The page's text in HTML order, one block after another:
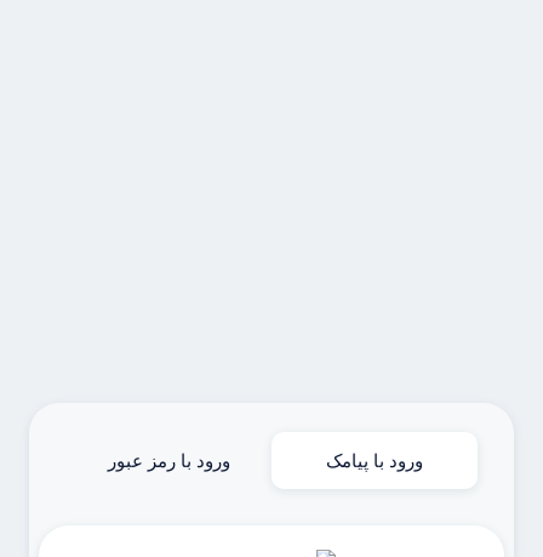
ورود با پیامک ورود با رمز عبور